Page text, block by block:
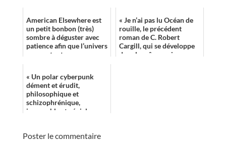
American Elsewhere est
un petit bonbon (très)
sombre à déguster avec
patience afin que l’univers
prenne toute son
« Je n’ai pas lu Océan de
rouille, le précédent
roman de C. Robert
Cargill, qui se développe
dans le même univers.
« Un polar cyberpunk
dément et érudit,
philosophique et
schizophrénique,
incroyable et génial. »
Poster le commentaire